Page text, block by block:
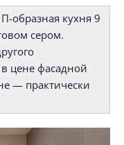
образная кухня 9
сером.
цене фасадной
— практически